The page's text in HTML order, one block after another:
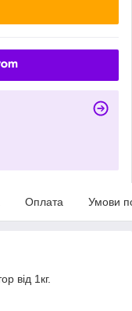
Оплата Умови
від 1кг.